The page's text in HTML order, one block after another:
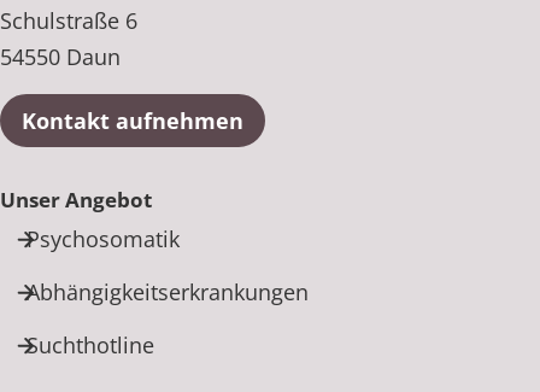
Schulstraße 6
54550 Daun
Kontakt aufnehmen
Unser Angebot
Psychosomatik
Abhängigkeitserkrankungen
Suchthotline